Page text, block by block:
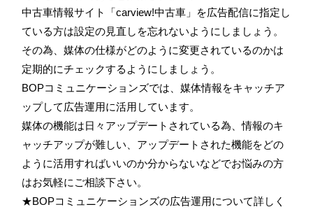
中古車情報サイト「carview!中古車」を広告配信に指定し
ている方は設定の見直しを忘れないようにしましょう。
その為、媒体の仕様がどのように変更されているのかは
定期的にチェックするようにしましょう。
BOPコミュニケーションズでは、媒体情報をキャッチア
ップして広告運用に活用しています。
媒体の機能は日々アップデートされている為、情報のキ
ャッチアップが難しい、アップデートされた機能をどの
ように活用すればいいのか分からないなどでお悩みの方
はお気軽にご相談下さい。
★BOPコミュニケーションズの広告運用について詳しく